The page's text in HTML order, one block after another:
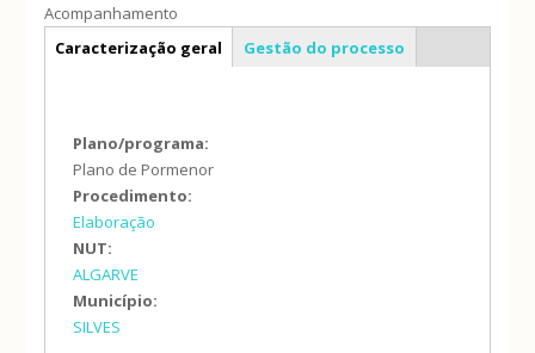
Acompanhamento
Info geral
Caracterização geral Gestão do processo
Plano/programa:
Plano de Pormenor
Procedimento:
Elaboração
NUT:
ALGARVE
Município:
SILVES